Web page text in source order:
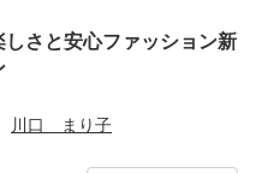
さと安心ファッション新
川口 まり子